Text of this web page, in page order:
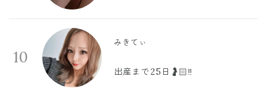
10
みきてぃ
出産まで25日🤰🏻‼️